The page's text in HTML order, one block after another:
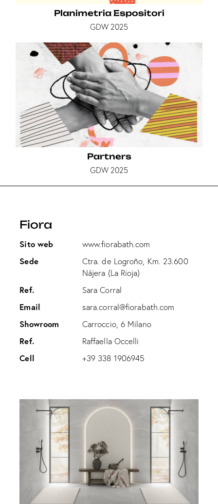
Planimetria Espositori
GDW 2025
Partners
GDW 2025
Fiora
Sito web www.fiorabath.com
Sede
Ctra. de Logroño, Km. 23.600
Nájera (La Rioja)
Ref. Sara Corral
Email sara.corral@fiorabath.com
Showroom Carroccio, 6 Milano
Ref. Raffaella Occelli
Cell +39 338 1906945